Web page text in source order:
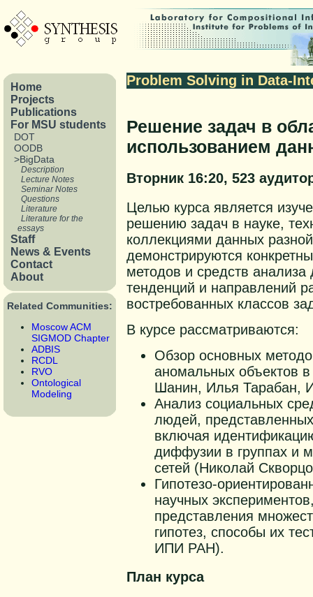
Home
Projects
Publications
For MSU students
DOT
OODB
>BigData
Description
Lecture Notes
Seminar Notes
Questions
Literature
Literature for the
essays
Staff
News & Events
Contact
About
Related Communities:
Moscow ACM
SIGMOD Chapter
ADBIS
RCDL
RVO
Ontological
Modeling
Problem Solving in Data-
Решение задач в
использованием
Вторник 16:20, 523
Целью курса является
решению задач в науке,
коллекциями данных
демонстрируются
методов и средств
тенденций и направлений
востребованных классов
В курсе рассматриваются:
Обзор основных
аномальных объектов
Шанин, Илья Тарабан,
Анализ социальных
людей,
включая
диффузии в группах и
сетей (Николай
Гипотезо-
научных
представления
гипотез, способы их
ИПИ РАН).
План курса